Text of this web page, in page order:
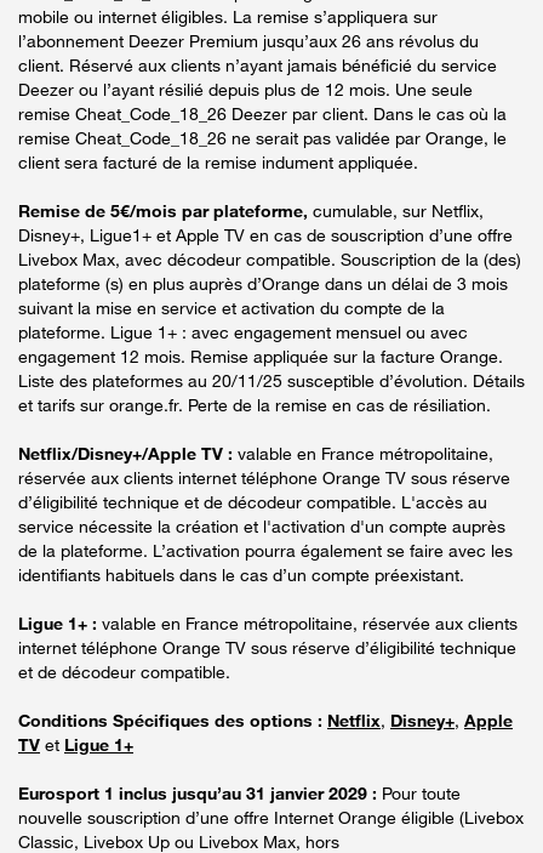
mobile ou internet éligibles. La remise s’appliquera sur
l’abonnement Deezer Premium jusqu’aux 26 ans révolus du
client. Réservé aux clients n’ayant jamais bénéficié du service
Deezer ou l’ayant résilié depuis plus de 12 mois. Une seule
remise Cheat_Code_18_26 Deezer par client. Dans le cas où la
remise Cheat_Code_18_26 ne serait pas validée par Orange, le
client sera facturé de la remise indument appliquée.
Remise de 5€/mois par plateforme, cumulable, sur Netflix,
Disney+, Ligue1+ et Apple TV en cas de souscription d’une offre
Livebox Max, avec décodeur compatible. Souscription de la (des)
plateforme (s) en plus auprès d’Orange dans un délai de 3 mois
suivant la mise en service et activation du compte de la
plateforme. Ligue 1+ : avec engagement mensuel ou avec
engagement 12 mois. Remise appliquée sur la facture Orange.
Liste des plateformes au 20/11/25 susceptible d’évolution. Détails
et tarifs sur orange.fr. Perte de la remise en cas de résiliation.
Netflix/Disney+/Apple TV : valable en France métropolitaine,
réservée aux clients internet téléphone Orange TV sous réserve
d’éligibilité technique et de décodeur compatible. L'accès au
service nécessite la création et l'activation d'un compte auprès
de la plateforme. L’activation pourra également se faire avec les
identifiants habituels dans le cas d’un compte préexistant.
Ligue 1+ : valable en France métropolitaine, réservée aux clients
internet téléphone Orange TV sous réserve d’éligibilité technique
et de décodeur compatible.
Conditions Spécifiques des options : Netflix, Disney+, Apple
TV et Ligue 1+
Eurosport 1 inclus jusqu’au 31 janvier 2029 : Pour toute
nouvelle souscription d’une offre Internet Orange éligible (Livebox
Classic, Livebox Up ou Livebox Max, hors